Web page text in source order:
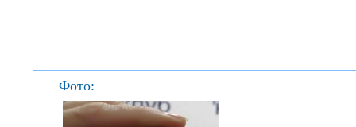
Фото: